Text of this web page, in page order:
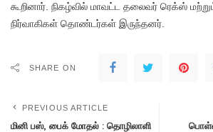
கூறினார். நிகழ்வில் மாவட்ட தலைவர் ரெக்ஸ்
நிர்வாகிகள் தொண்டர்கள் இருந்தனர்.
SHARE ON
PREVIOUS ARTICLE
மினி பஸ், பைக் மோதல் : தொழிலாளி